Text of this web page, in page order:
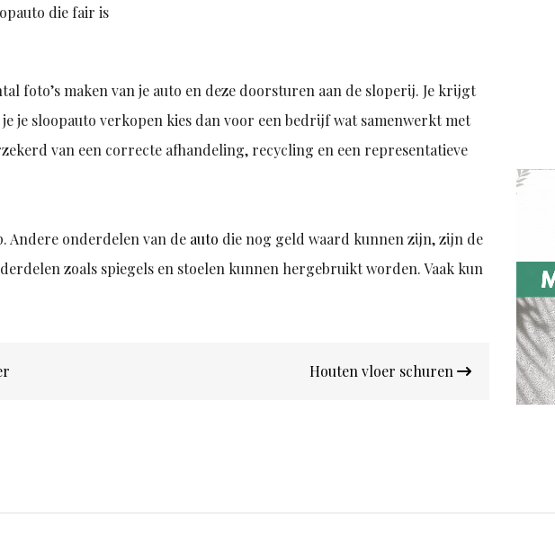
die fair is
foto’s maken van je auto en deze doorsturen aan de sloperij. Je krijgt
je sloopauto verkopen kies dan voor een bedrijf wat samenwerkt met
van een correcte afhandeling, recycling en een representatieve
Andere onderdelen van de auto die nog geld waard kunnen zijn, zijn de
zoals spiegels en stoelen kunnen hergebruikt worden. Vaak kun
Houten vloer schuren